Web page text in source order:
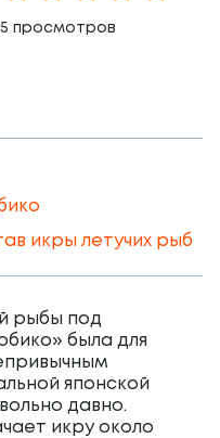
1 Star
2 Stars
3 Stars
4 Stars
5 просмотров
икры летучих рыб
рыбы под
была для
японской
давно.
икру около